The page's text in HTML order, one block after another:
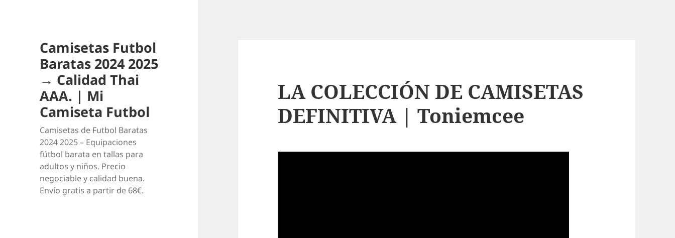
Camisetas Futbol
Baratas 2024 2025
→ Calidad Thai
AAA. | Mi
Camiseta Futbol
Camisetas de Futbol Baratas
2024 2025 – Equipaciones
fútbol barata en tallas para
adultos y niños. Precio
negociable y calidad buena.
Envío gratis a partir de 68€.
LA COLECCIÓN DE CAMISETAS
DEFINITIVA | Toniemcee